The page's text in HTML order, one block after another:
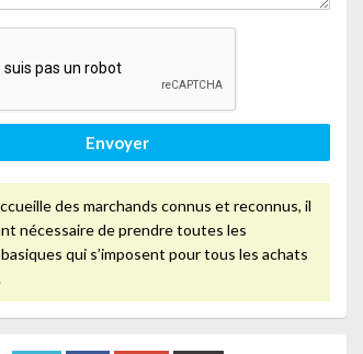
Envoyer
des marchands connus et reconnus, il
nécessaire de prendre toutes les
qui s’imposent pour tous les achats